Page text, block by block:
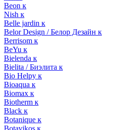
Beon к
Nish к
Belle jardin к
Belor Design / Белор Дезайн к
Berrisom к
BeYu к
Bielenda к
Bielita / Биэлита к
Bio Helpy к
Bioaqua к
Biomax к
Biotherm к
Black к
Botanique к